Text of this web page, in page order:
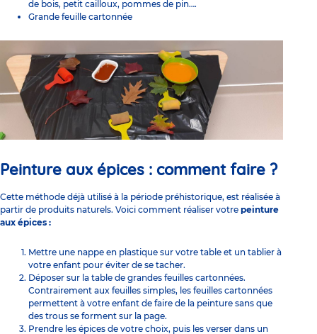
de bois, petit cailloux, pommes de pin….
Grande feuille cartonnée
Peinture aux épices : comment faire ?
Cette méthode déjà utilisé à la période préhistorique, est réalisée à
partir de produits naturels. Voici comment réaliser votre peinture
aux épices :
Mettre une nappe en plastique sur votre table et un tablier à
votre enfant pour éviter de se tacher.
Déposer sur la table de grandes feuilles cartonnées.
Contrairement aux feuilles simples, les feuilles cartonnées
permettent à votre enfant de faire de la peinture sans que
des trous se forment sur la page.
Prendre les épices de votre choix, puis les verser dans un